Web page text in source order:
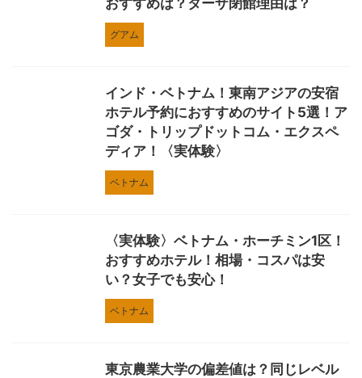
おすすめは？ターザ閉館理由は？
グアム
インド・ベトナム！東南アジアの安宿
ホテル予約におすすめのサイト5選！ア
ゴダ・トリップドットコム・エクスペ
ディア！〈実体験〉
ベトナム
〈実体験〉ベトナム・ホーチミン1区！
おすすめホテル！相場・コスパは安
い？女子でも安心！
ベトナム
東京農業大学の偏差値は？同じレベル